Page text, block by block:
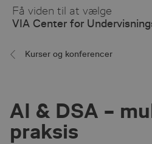
Skip
Main
Få viden til at vælge
VIA Center for
Kurser og konferencer
AI & DSA –
praksis